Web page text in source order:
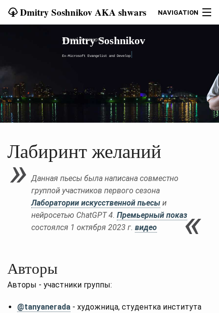
Dmitry Soshnikov AKA shwars NAVIGATION
ЕВАНГЕЛИЗМ
КУРСЫ
СТАРЫЙ САЙТ
КОНТАКТЫ
Personal Homepage of
Dmitry Soshnikov
Ex-Microsoft Evangelist and Developer
Лабиринт желаний
Данная пьесы была написана совместно
группой участников первого сезона
Лаборатории искусственной пьесы и
нейросетью ChatGPT 4. Премьерный показ
состоялся 1 октября 2023 г. видео
Авторы
Авторы - участники группы:
@tanyanerada - художница, студентка института